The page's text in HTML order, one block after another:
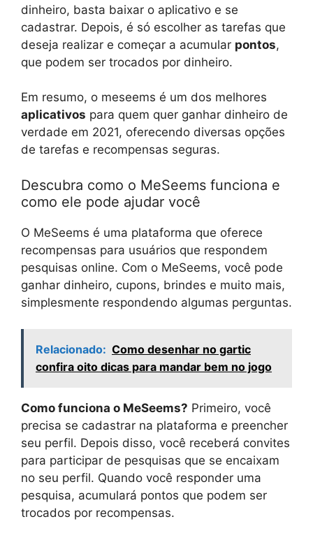
dinheiro, basta baixar o aplicativo e se
cadastrar. Depois, é só escolher as tarefas que
deseja realizar e começar a acumular pontos,
que podem ser trocados por dinheiro.
Em resumo, o meseems é um dos melhores
aplicativos para quem quer ganhar dinheiro de
verdade em 2021, oferecendo diversas opções
de tarefas e recompensas seguras.
Descubra como o MeSeems funciona e
como ele pode ajudar você
O MeSeems é uma plataforma que oferece
recompensas para usuários que respondem
pesquisas online. Com o MeSeems, você pode
ganhar dinheiro, cupons, brindes e muito mais,
simplesmente respondendo algumas perguntas.
Relacionado: Como desenhar no gartic
confira oito dicas para mandar bem no jogo
Como funciona o MeSeems? Primeiro, você
precisa se cadastrar na plataforma e preencher
seu perfil. Depois disso, você receberá convites
para participar de pesquisas que se encaixam
no seu perfil. Quando você responder uma
pesquisa, acumulará pontos que podem ser
trocados por recompensas.